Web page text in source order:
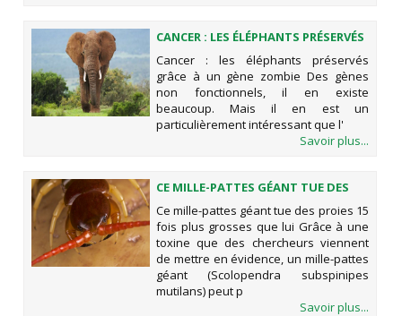
CANCER : LES ÉLÉPHANTS PRÉSERVÉS
GRÂCE À UN GÈNE ZOMBIE
Cancer : les éléphants préservés
grâce à un gène zombie Des gènes
non fonctionnels, il en existe
beaucoup. Mais il en est un
particulièrement intéressant que l'
Savoir plus...
CE MILLE-PATTES GÉANT TUE DES
PROIES 15 FOIS PLUS GROSSES QUE
LUI
Ce mille-pattes géant tue des proies 15
fois plus grosses que lui Grâce à une
toxine que des chercheurs viennent
de mettre en évidence, un mille-pattes
géant (Scolopendra subspinipes
mutilans) peut p
Savoir plus...